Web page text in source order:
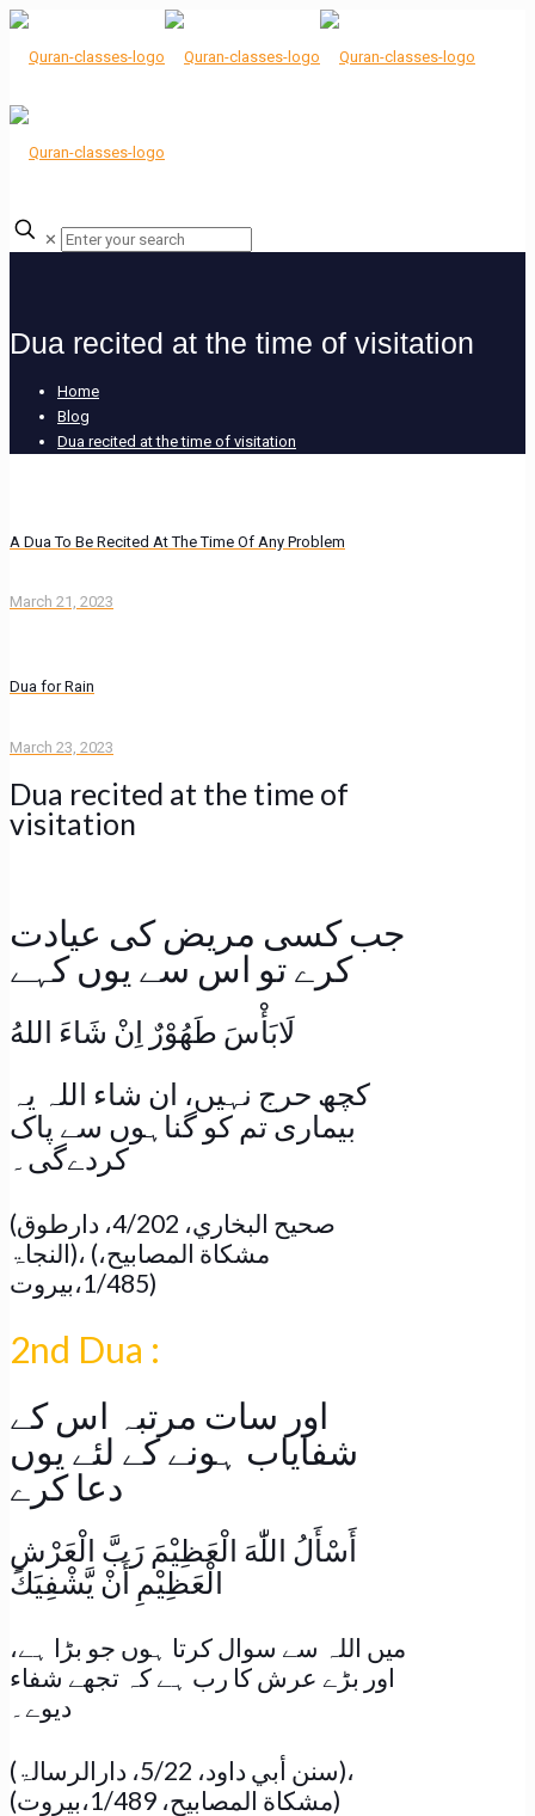
✕
Dua recited at the time of visitation
Home
Blog
Dua recited at the time of visitation
A Dua To Be Recited At The Time Of Any Problem
March 21, 2023
Dua for Rain
March 23, 2023
Dua recited at the time of
visitation
جب کسی مریض کی عیادت
کرے تو اس سے یوں کہے
لَابَأْسَ طَھُوْرٌ اِنْ شَاءَ اللهُ
کچھ حرج نہیں، ان شاء اللہ یہ
بیماری تم کو گناہوں سے پاک
کردےگی۔
(صحيح البخاري، 4/202، دارطوق
النجاۃ)، (مشكاة المصابيح،
1/485،بیروت)
2nd Dua :
اور سات مرتبہ اس کے
شفایاب ہونے کے لئے یوں
دعا کرے
أَسْأَلُ اللّٰهَ الْعَظِيْمَ رَبَّ الْعَرْشِ
الْعَظِيْمِ أَنْ يَّشْفِيَكَ
میں اللہ سے سوال کرتا ہوں جو بڑا ہے،
اور بڑے عرش کا رب ہے کہ تجھے شفاء
دیوے۔
(سنن أبي داود، 5/22، دارالرسالۃ)،
(مشكاة المصابيح، 1/489،بیروت)